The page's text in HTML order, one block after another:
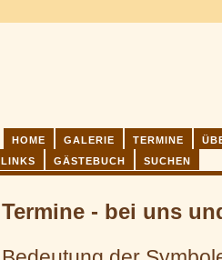
HOME GALERIE TERMINE
LINKS
GÄSTEBUCH SUCHEN
Termine - bei uns